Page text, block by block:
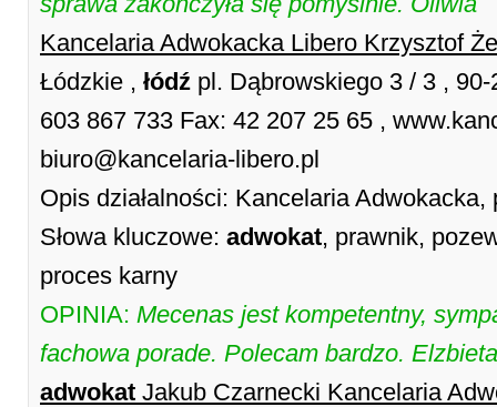
Kancelaria Adwokacka Libero Krzysztof
Łódzkie , łódź pl. Dąbrowskiego 3 / 3 ,
603 867 733 Fax: 42 207 25 65 ,
biuro@kancelaria-libero.pl
Opis działalności: Kancelaria
Słowa kluczowe: adwokat, prawnik,
proces karny
OPINIA: Mecenas jest kompetentny,
fachowa porade. Polecam bardzo.
adwokat Jakub Czarnecki Kancelaria